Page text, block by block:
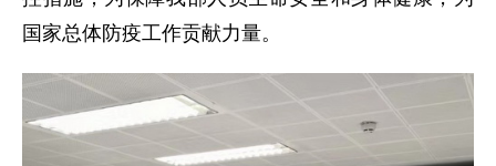
国家总体防疫工作贡献力量。